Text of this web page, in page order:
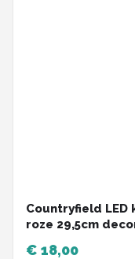
Countryfield
roze 29,5cm
€ 18,00